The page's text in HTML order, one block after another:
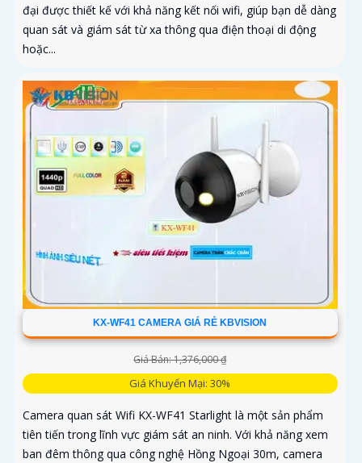
đại được thiết kế với khả năng kết nối wifi, giúp bạn dễ dàng
quan sát và giám sát từ xa thông qua điện thoại di động
hoặc...
KX-WF41 CAMERA GIÁ RẺ KBVISION
Giá Bán: 1,376,000 ₫
Giá Khuyến Mại: 30%
Camera quan sát Wifi KX-WF41 Starlight là một sản phẩm
tiên tiến trong lĩnh vực giám sát an ninh. Với khả năng xem
ban đêm thông qua công nghệ Hồng Ngoại 30m, camera